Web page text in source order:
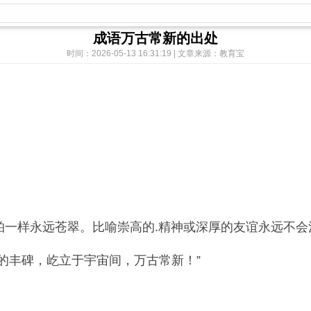
成语万古常新的出处
时间：2026-05-13 16:31:19 | 文章来源：教育宝
永远苍翠。比喻崇高的.精神或深厚的友谊永远不会
碑，屹立于宇宙间，万古常新！”